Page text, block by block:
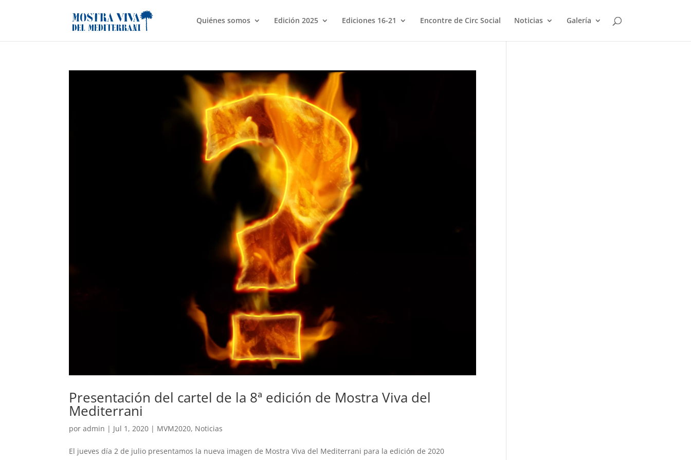
Quiénes somos Edición 2025 Ediciones 16-21 Encontre de Circ Social Noticias Galería
Presentación del cartel de la 8ª edición de Mostra Viva del
Mediterrani
poradmin | Jul 1, 2020 | MVM2020, Noticias
El jueves día 2 de julio presentamos la nueva imagen de Mostra Viva del Mediterrani para la edición de 2020